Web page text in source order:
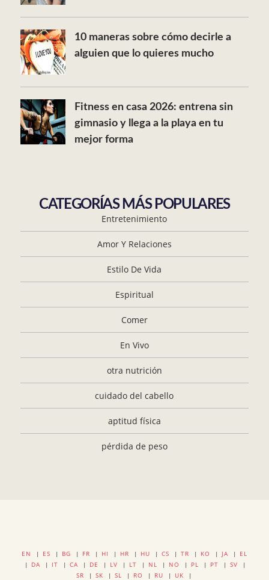
10 maneras sobre cómo decirle a
alguien que lo quieres mucho
Fitness en casa 2026: entrena sin
gimnasio y llega a la playa en tu
mejor forma
CATEGORÍAS MÁS POPULARES
Entretenimiento
Amor Y Relaciones
Estilo De Vida
Espiritual
Comer
En Vivo
otra nutrición
cuidado del cabello
aptitud física
pérdida de peso
EN | ES | BG | FR | HI | HR | HU | CS | TR | KO | JA | EL
| DA | IT | CA | DE | LV | LT | NL | NO | PL | PT | SV |
SR | SK | SL | RO | RU | UK |